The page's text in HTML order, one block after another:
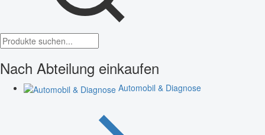
Nach Abteilung einkaufen
Automobil & Diagnose